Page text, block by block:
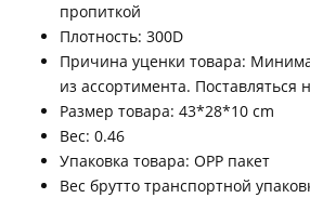
пропиткой
Плотность: 300D
Причина уценки товара:
из ассортимента. Поставляться
Размер товара: 43*28*10 cm
Вес: 0.46
Упаковка товара: OPP пакет
Вес брутто транспортной